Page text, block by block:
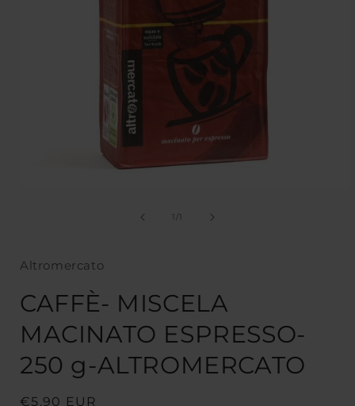
modale
1/su
1
Altromercato
CAFFÈ- MISCELA
MACINATO ESPRESSO-
250 g-ALTROMERCATO
Prezzo
€5,90 EUR